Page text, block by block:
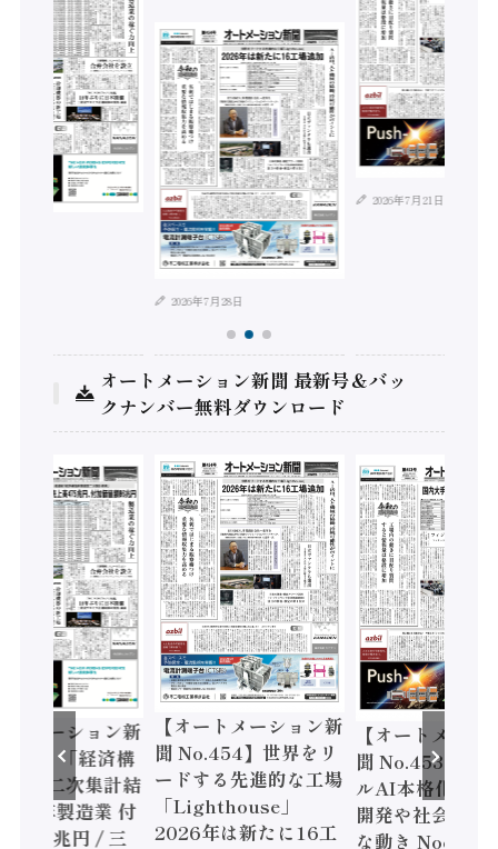
2026年7月28日
2026年7月21日
オートメーション新聞 最新号＆バッ
クナンバー無料ダウンロード
トメーション新
】「経済構
調査二次集計結
年製造業 付
額86兆円 / 三
【オートメーション新
聞 No.454】世界をリ
ードする先進的な工場
「Lighthouse」
2026年は新たに16工
【オートメーシ
聞 No.453】フ
ルAI本格化へ
開発や社会実装
な動き Noetra